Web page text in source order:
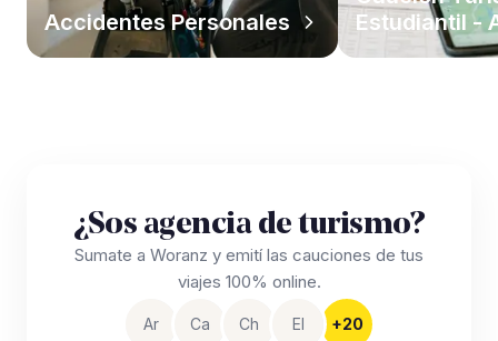
Accidentes Personales
Estudiantil -
¿Sos agencia de turismo?
Sumate a Woranz y emití las cauciones de tus
viajes 100% online.
Ar Ca Ch El +20